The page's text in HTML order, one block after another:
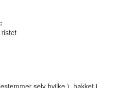
:
selv hvilke ), hakket i